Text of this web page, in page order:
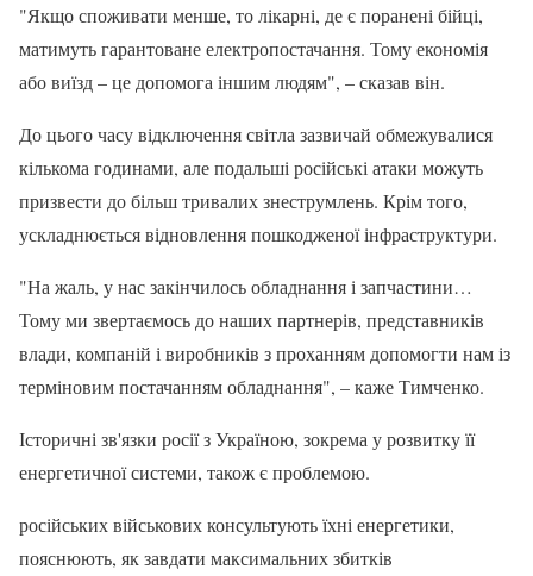
"Якщо споживати менше, то лікарні, де є поранені бійці,
матимуть гарантоване електропостачання. Тому економія
або виїзд – це допомога іншим людям", – сказав він.
До цього часу відключення світла зазвичай обмежувалися
кількома годинами, але подальші російські атаки можуть
призвести до більш тривалих знеструмлень. Крім того,
ускладнюється відновлення пошкодженої інфраструктури.
"На жаль, у нас закінчилось обладнання і запчастини…
Тому ми звертаємось до наших партнерів, представників
влади, компаній і виробників з проханням допомогти нам із
терміновим постачанням обладнання", – каже Тимченко.
Історичні зв'язки росії з Україною, зокрема у розвитку її
енергетичної системи, також є проблемою.
російських військових консультують їхні енергетики,
пояснюють, як завдати максимальних збитків